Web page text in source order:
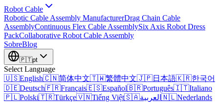
Robot Cable
Robotic Cable Assembly ManufacturerDrag Chain Cable
AssemblyContinuous Flex Cable AssemblySix Axis Robot Dress
PackCollaborative Robot Cable Assembly
SobreBlog
🇵🇹pt
Select Language
🇺🇸English🇨🇳简体中文🇹🇼繁體中文🇯🇵日本語🇰🇷한국어
🇩🇪Deutsch🇫🇷Français🇪🇸Español🇧🇷Português🇮🇹Italiano
🇵🇱Polski🇹🇷Türkçe🇻🇳Tiếng Việt🇸🇦العربية 🇳🇱Nederlands